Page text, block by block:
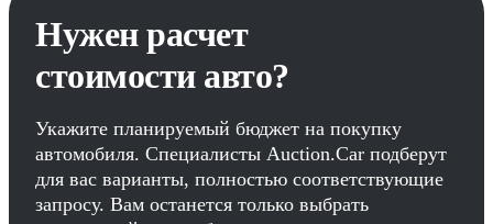
Нужен расчет
стоимости авто?
Укажите планируемый бюджет на покупку
автомобиля. Специалисты Auction.Car подберут
для вас варианты, полностью соответствующие
запросу. Вам останется только выбрать